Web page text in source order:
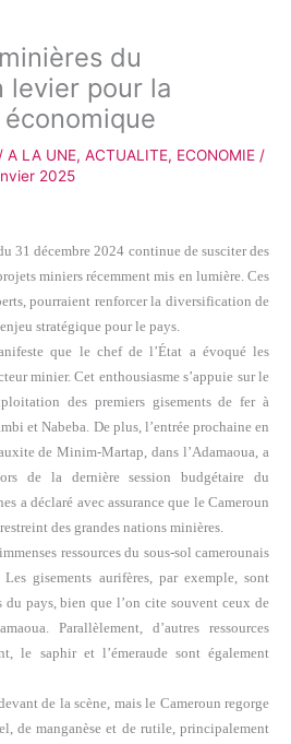
du
levier pour la
/ A LA UNE, ACTUALITE, ECONOMIE /
2025
31 décembre 2024 continue de susciter des
miniers récemment mis en lumière. Ces
pourraient renforcer la diversification de
stratégique pour le pays.
que le chef de l’État a évoqué les
minier. Cet enthousiasme s’appuie sur le
des premiers gisements de fer à
et Nabeba. De plus, l’entrée prochaine en
de Minim-Martap, dans l’Adamaoua, a
de la dernière session budgétaire du
a déclaré avec assurance que le Cameroun
des grandes nations minières.
ressources du sous-sol camerounais
Les gisements aurifères, par exemple, sont
du pays, bien que l’on cite souvent ceux de
Parallèlement, d’autres ressources
le saphir et l’émeraude sont également
de la scène, mais le Cameroun regorge
de manganèse et de rutile, principalement